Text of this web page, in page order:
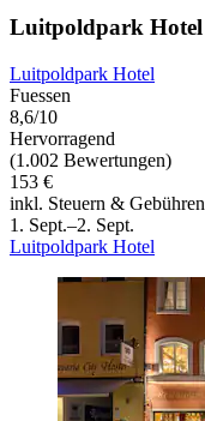
Luitpoldpark Hotel
Luitpoldpark Hotel
Fuessen
8,6/10
Hervorragend
(1.002 Bewertungen)
153 €
inkl. Steuern & Gebühren
1. Sept.–2. Sept.
Luitpoldpark Hotel